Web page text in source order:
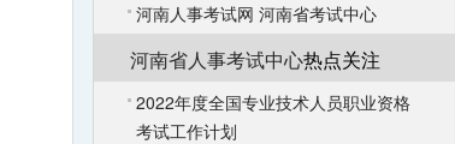
河南人事考试网 河南省考试中心
河南省人事考试中心热点关注
2022年度全国专业技术人员职业资格
考试工作计划